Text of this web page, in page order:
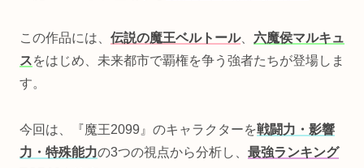
この作品には、 伝説の魔王ベルトール、 六魔侯マルキュ
スをはじめ、未来都市で覇権を争う強者たちが登場しま
す。
今回は、『魔王2099』のキャラクターを戦闘力・影響
力・特殊能力の3つの視点から分析し、 最強ランキング